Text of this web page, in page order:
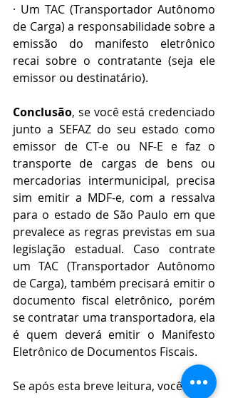
· Um TAC (Transportador Autônomo
de Carga) a responsabilidade sobre a
emissão do manifesto eletrônico
recai sobre o contratante (seja ele
emissor ou destinatário).
Conclusão, se você está credenciado
junto a SEFAZ do seu estado como
emissor de CT-e ou NF-E e faz o
transporte de cargas de bens ou
mercadorias intermunicipal, precisa
sim emitir a MDF-e, com a ressalva
para o estado de São Paulo em que
prevalece as regras previstas em sua
legislação estadual. Caso contrate
um TAC (Transportador Autônomo
de Carga), também precisará emitir o
documento fiscal eletrônico, porém
se contratar uma transportadora, ela
é quem deverá emitir o Manifesto
Eletrônico de Documentos Fiscais.
Se após esta breve leitura, você